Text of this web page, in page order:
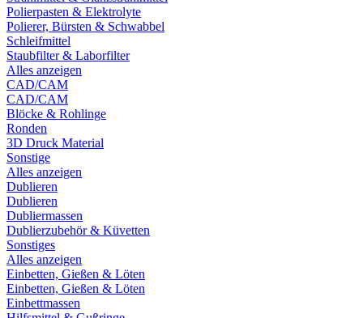
Polierpasten & Elektrolyte
Polierer, Bürsten & Schwabbel
Schleifmittel
Staubfilter & Laborfilter
Alles anzeigen
CAD/CAM
CAD/CAM
Blöcke & Rohlinge
Ronden
3D Druck Material
Sonstige
Alles anzeigen
Dublieren
Dublieren
Dubliermassen
Dublierzubehör & Küvetten
Sonstiges
Alles anzeigen
Einbetten, Gießen & Löten
Einbetten, Gießen & Löten
Einbettmassen